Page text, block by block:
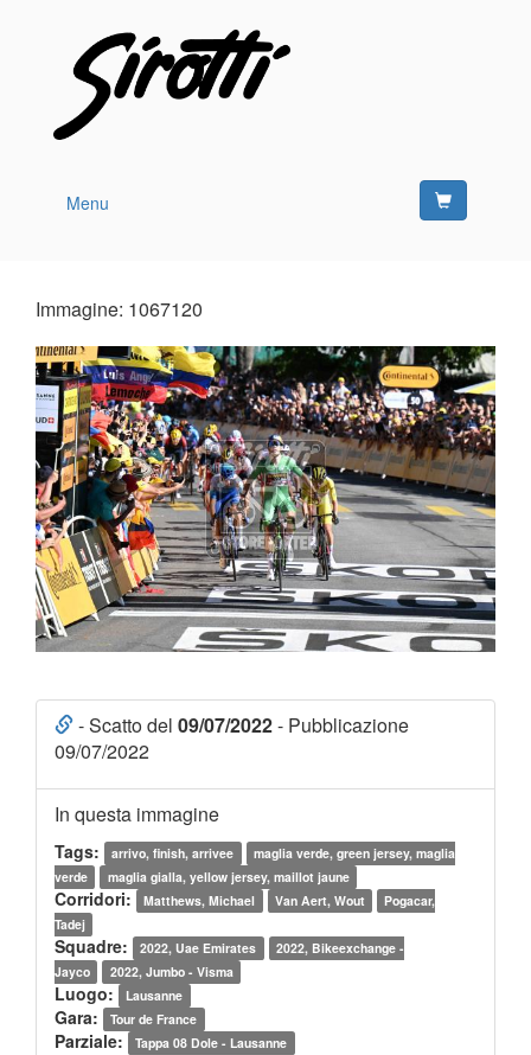
Menu
Immagine: 1067120
- Scatto del 09/07/2022- Pubblicazione
09/07/2022
In questa immagine
Tags: arrivo, finish, arrivee
maglia verde, green jersey, maglia
verde
maglia gialla, yellow jersey, maillot jaune
Corridori: Matthews, Michael Van Aert, Wout
Pogacar,
Tadej
Squadre: 2022, Uae Emirates
2022, Bikeexchange -
Jayco
2022, Jumbo - Visma
Luogo: Lausanne
Gara: Tour de France
Parziale: Tappa 08 Dole - Lausanne